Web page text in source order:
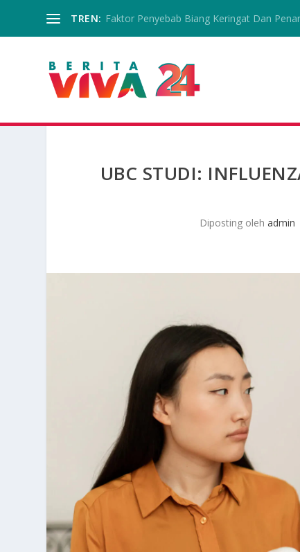
TREN: Faktor Penyebab Biang Keringat Dan
UBC STUDI:
Diposting oleh admin